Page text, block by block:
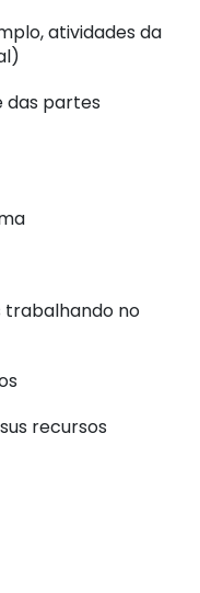
atividades da
das partes
trabalhando no
recursos